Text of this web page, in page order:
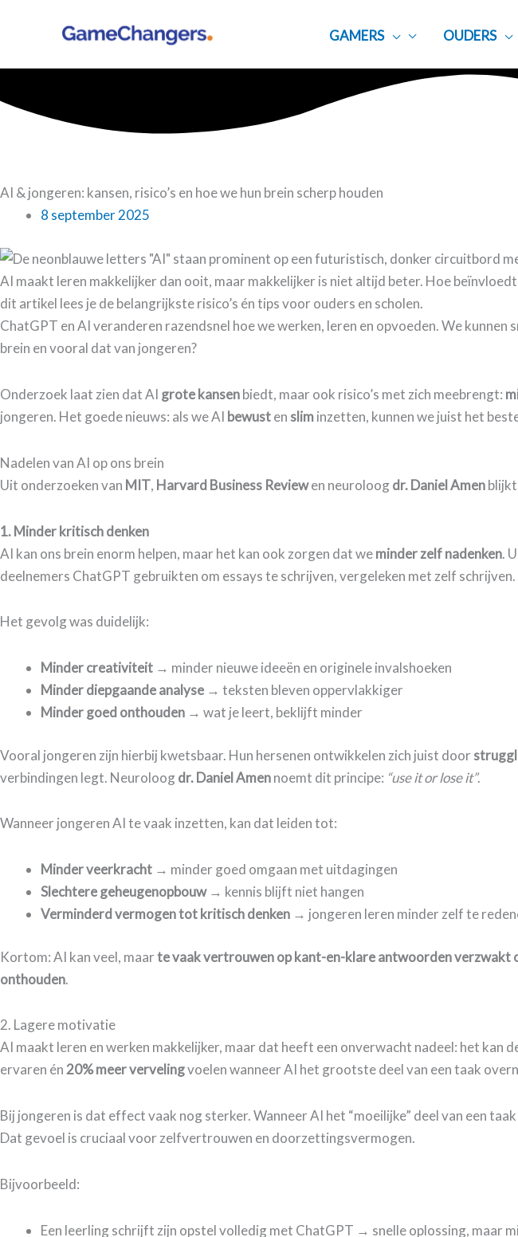
GAMERS OUDERS
AI & jongeren: kansen, risico’s en hoe we hun brein scherp houden
8 september 2025
AI maakt leren makkelijker dan ooit, maar makkelijker is niet altijd beter. Hoe
dit artikel lees je de belangrijkste risico’s én tips voor ouders en scholen.
​ChatGPT en AI veranderen razendsnel hoe we werken, leren en opvoeden. We
brein en vooral dat van jongeren?
Onderzoek laat zien dat AI grote kansenbiedt, maar ook risico’s met zich meebrengt:
jongeren. Het goede nieuws: als we AI bewusten sliminzetten, kunnen we juist het
Nadelen van AI op ons brein
Uit onderzoeken van MIT, Harvard Business Reviewen neuroloogdr. Daniel Amen
1. Minder kritisch denken
​AI kan ons brein enorm helpen, maar het kan ook zorgen dat weminder zelf nadenken.
deelnemers ChatGPT gebruikten om essays te schrijven, vergeleken met zelf schrijven.
Het gevolg was duidelijk:
Minder creativiteit → minder nieuwe ideeën en originele invalshoeken
Minder diepgaande analyse → teksten bleven oppervlakkiger
Minder goed onthouden → wat je leert, beklijft minder
Vooral jongeren zijn hierbij kwetsbaar. Hun hersenen ontwikkelen zich juist door
verbindingen legt. Neuroloogdr. Daniel Amennoemt dit principe: “use it or lose it”.
Wanneer jongeren AI te vaak inzetten, kan dat leiden tot:
Minder veerkracht → minder goed omgaan met uitdagingen
Slechtere geheugenopbouw→ kennis blijft niet hangen
Verminderd vermogen tot kritisch denken → jongeren leren minder zelf te
Kortom: AI kan veel, maarte vaak vertrouwen op kant-en-klare antwoorden verzwakt
onthouden.
​2. Lagere motivatie
​AI maakt leren en werken makkelijker, maar dat heeft een onverwacht nadeel: het kan
ervaren én20% meer vervelingvoelen wanneer AI het grootste deel van een taak
Bij jongeren is dat effect vaak nog sterker. Wanneer AI het “moeilijke” deel van een
Dat gevoel is cruciaal voor zelfvertrouwen en doorzettingsvermogen.
Bijvoorbeeld:
Een leerling schrijft zijn opstel volledig met ChatGPT → snelle oplossing, maar